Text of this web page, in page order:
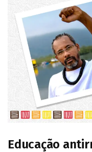
Educação